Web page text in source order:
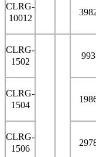
CLRG-
10012
CLRG-
1502
993
CLRG-
1504
CLRG-
1506